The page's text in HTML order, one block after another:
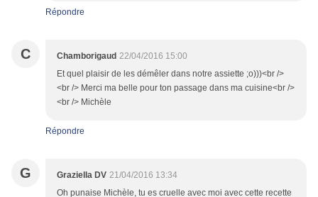
Répondre
C Chamborigaud 22/04/2016 15:00
Et quel plaisir de les démêler dans notre assiette ;o)))<br />
<br /> Merci ma belle pour ton passage dans ma cuisine<br />
<br /> Michèle
Répondre
G Graziella DV 21/04/2016 13:34
Oh punaise Michèle, tu es cruelle avec moi avec cette recette